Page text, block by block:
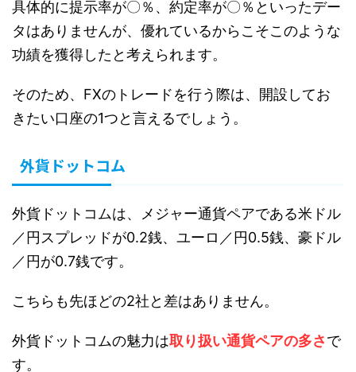
具体的に提示率が〇％、約定率が〇％といったデー
タはありませんが、優れているからこそこのような
功績を獲得したと考えられます。
そのため、FXのトレードを行う際は、開設してお
きたい口座の1つと言えるでしょう。
外貨ドットコム
外貨ドットコムは、メジャー通貨ペアである米ドル
／円スプレッドが0.2銭、ユーロ／円0.5銭、豪ドル
／円が0.7銭です。
こちらも先ほどの2社と差はありません。
外貨ドットコムの魅力は取り扱い通貨ペアの多さで
す。